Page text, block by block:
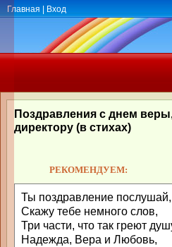
Главная Вход
Поздравления с днем
директору (в стихах)
РЕКОМЕНДУЕМ:
Ты поздравление послушай,
Скажу тебе немного слов,
Три части, что так греют
Надежда, Вера и Любовь,